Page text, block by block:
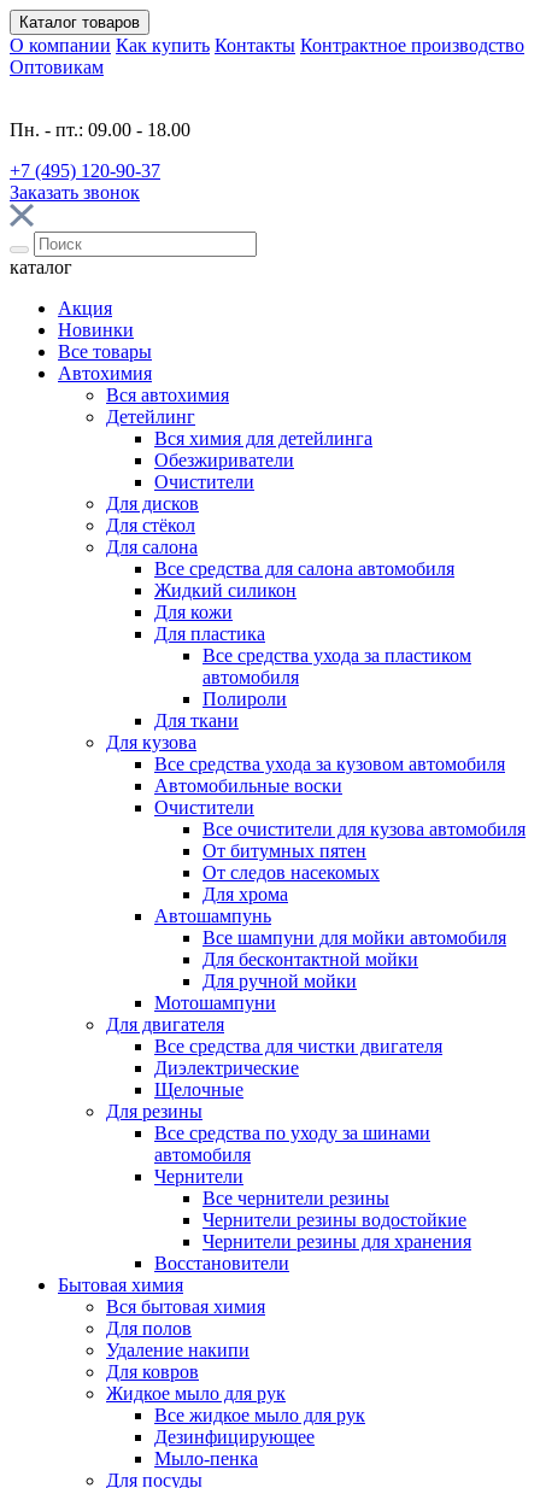
Каталог товаров
О компании Как купить Контакты Контрактное производство
Оптовикам
Пн. - пт.: 09.00 - 18.00
+7 (495) 120-90-37
Заказать звонок
каталог
Акция
Новинки
Все товары
Автохимия
Вся автохимия
Детейлинг
Вся химия для детейлинга
Обезжириватели
Очистители
Для дисков
Для стёкол
Для салона
Все средства для салона автомобиля
Жидкий силикон
Для кожи
Для пластика
Все средства ухода за пластиком
автомобиля
Полироли
Для ткани
Для кузова
Все средства ухода за кузовом автомобиля
Автомобильные воски
Очистители
Все очистители для кузова автомобиля
От битумных пятен
От следов насекомых
Для хрома
Автошампунь
Все шампуни для мойки автомобиля
Для бесконтактной мойки
Для ручной мойки
Мотошампуни
Для двигателя
Все средства для чистки двигателя
Диэлектрические
Щелочные
Для резины
Все средства по уходу за шинами
автомобиля
Чернители
Все чернители резины
Чернители резины водостойкие
Чернители резины для хранения
Восстановители
Бытовая химия
Вся бытовая химия
Для полов
Удаление накипи
Для ковров
Жидкое мыло для рук
Все жидкое мыло для рук
Дезинфицирующее
Мыло-пенка
Для посуды